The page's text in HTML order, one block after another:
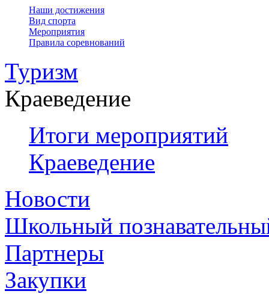
Наши достижения
Вид спорта
Мероприятия
Правила соревнований
Туризм
Краеведение
Итоги мероприятий
Краеведение
Новости
Школьный
Партнеры
Закупки